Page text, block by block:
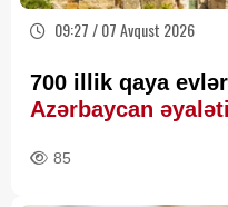
09:27 / 07 Avqust 2026
700 illik qaya
Azərbaycan
85